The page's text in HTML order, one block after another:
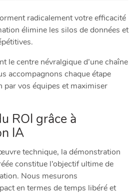
radicalement votre efficacité
élimine les silos de données et
le centre névralgique d’une chaîne
accompagnons chaque étape
par vos équipes et maximiser
ROI grâce à
IA
technique, la démonstration
constitue l’objectif ultime de
Nous mesurons
en termes de temps libéré et